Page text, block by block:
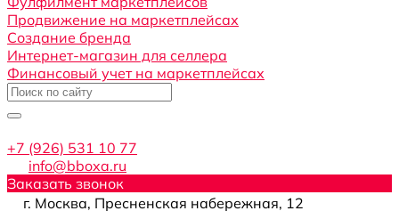
Продвижение на маркетплейсах
Создание бренда
Интернет-магазин для селлера
Финансовый учет на маркетплейсах
+7 (926) 531 10 77
info@bboxa.ru
Заказать звонок
г. Москва, Пресненская набережная, 12